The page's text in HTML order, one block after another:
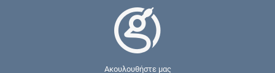
Ακουλουθήστε μας